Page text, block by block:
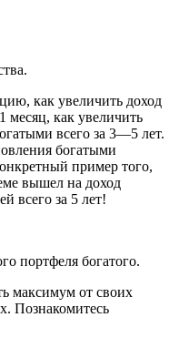
как увеличить доход
месяц, как увеличить
всего за 3—5 лет.
богатыми
пример того,
вышел на доход
всего за 5 лет!
портфеля богатого.
максимум от своих
Познакомитесь